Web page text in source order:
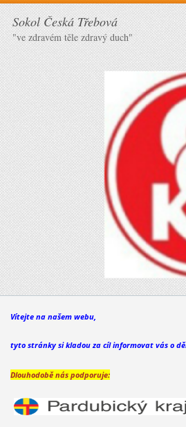
Sokol Česká Třebová
"ve zdravém těle zdravý duch"
Vítejte na našem webu,
tyto stránky si kladou za cíl informovat vás o
Dlouhodobě nás podporuje: